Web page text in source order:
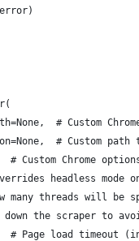
# Custom
# Custom path
# Custom Chrome
headless mode
many threads will be
the scraper to
# Page load timeout